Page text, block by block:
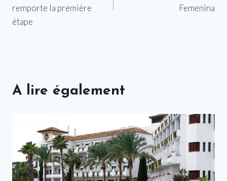
l’article
remporte la première
étape
Femenina
A lire également